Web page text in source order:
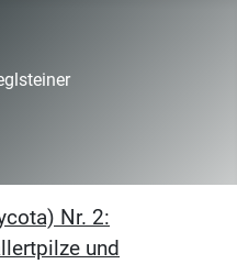
Nr. 2:
und